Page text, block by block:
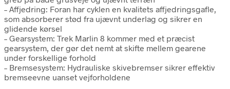
– Affjedring: Foran har cyklen en kvalitets affjedringsgafle,
som absorberer stød fra ujævnt underlag og sikrer en
glidende kørsel
– Gearsystem: Trek Marlin 8 kommer med et præcist
gearsystem, der gør det nemt at skifte mellem gearene
under forskellige forhold
– Bremsesystem: Hydrauliske skivebremser sikrer effektiv
bremseevne uanset vejforholdene